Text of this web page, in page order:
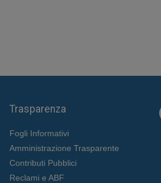
Trasparenza
Fogli Informativi
Amministrazione Trasparente
Contributi Pubblici
Reclami e ABF